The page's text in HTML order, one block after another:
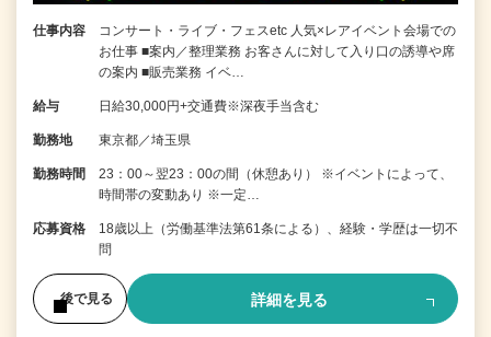
仕事内容
コンサート・ライブ・フェスetc 人気×レアイベント会場での
お仕事 ■案内／整理業務 お客さんに対して入り口の誘導や席
の案内 ■販売業務 イベ…
給与 日給30,000円+交通費※深夜手当含む
勤務地 東京都／埼玉県
勤務時間
23：00～翌23：00の間（休憩あり） ※イベントによって、
時間帯の変動あり ※一定…
応募資格
18歳以上（労働基準法第61条による）、経験・学歴は一切不
問
後で見る 詳細を見る